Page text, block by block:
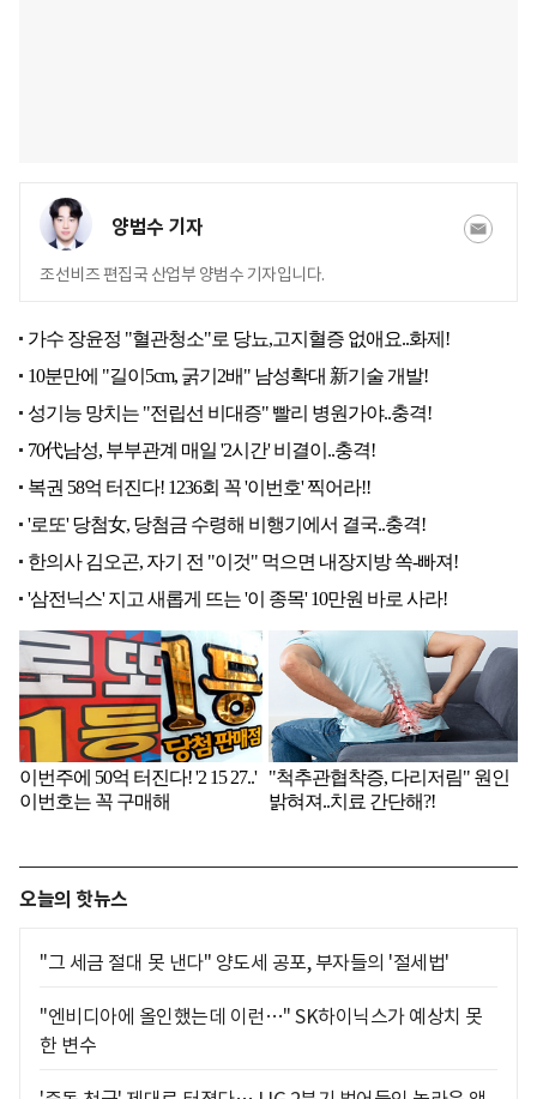
양범수 기자
조선비즈 편집국 산업부 양범수 기자입니다.
오늘의 핫뉴스
"그 세금 절대 못 낸다" 양도세 공포, 부자들의 '절세법'
"엔비디아에 올인했는데 이런…" SK하이닉스가 예상치 못
한 변수